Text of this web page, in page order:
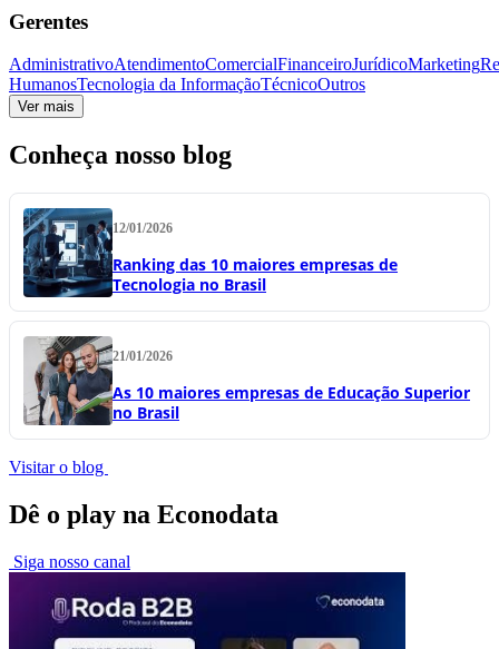
Gerentes
AdministrativoAtendimentoComercialFinanceiroJurídicoMarketing
HumanosTecnologia da InformaçãoTécnicoOutros
Ver mais
Conheça nosso blog
12/01/2026
Ranking das 10 maiores empresas de
Tecnologia no Brasil
21/01/2026
As 10 maiores empresas de Educação Superior
no Brasil
Visitar o blog
Dê o play na Econodata
Siga nosso canal